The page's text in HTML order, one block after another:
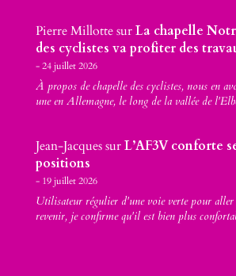
Pierre MillottesurLa chapelle
des cyclistes va profiter des
24 juillet 2026
À propos de chapelle des cyclistes, nous en
une en Allemagne, le long de la vallée de
Jean-JacquessurL’AF3V conforte
positions
19 juillet 2026
Utilisateur régulier d'une voie verte pour
revenir, je confirme qu'il est bien plus